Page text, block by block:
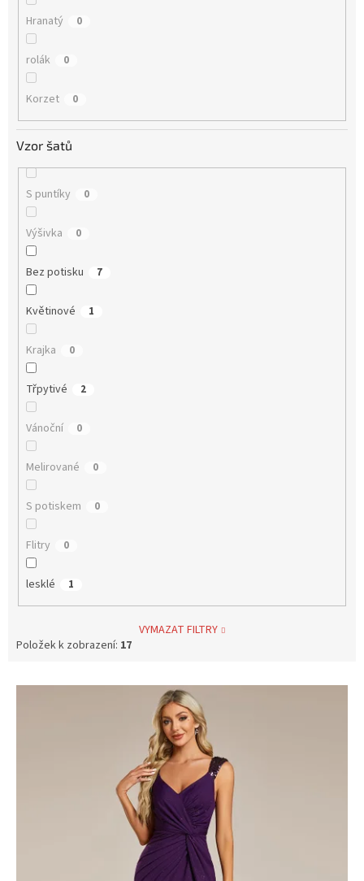
Hranatý 0
rolák 0
Korzet 0
Vzor šatů
S puntíky 0
Výšivka 0
Bez potisku 7
Květinové 1
Krajka 0
Třpytivé 2
Vánoční 0
Melirované 0
S potiskem 0
Flitry 0
lesklé 1
VYMAZAT FILTRY
Položek k zobrazení: 17
V